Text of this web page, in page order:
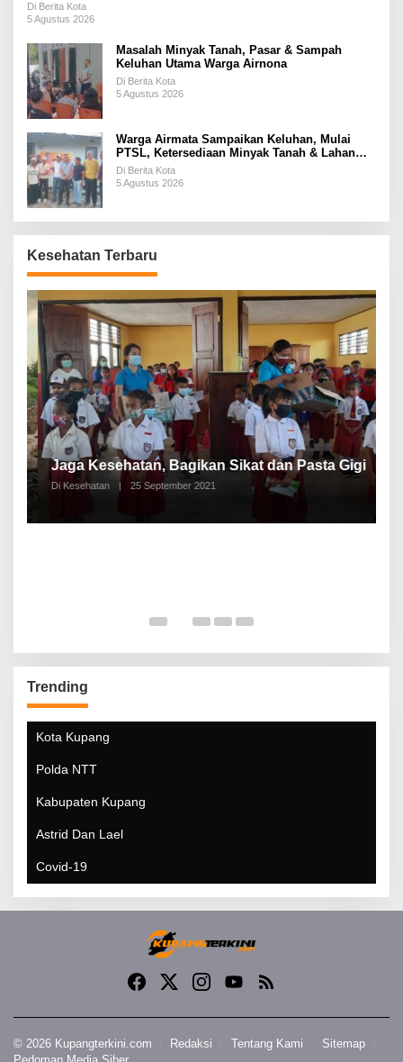
Di Berita Kota
5 Agustus 2026
Masalah Minyak Tanah, Pasar & Sampah
Keluhan Utama Warga Airnona
Di Berita Kota
5 Agustus 2026
Warga Airmata Sampaikan Keluhan, Mulai
PTSL, Ketersediaan Minyak Tanah & Lahan
Pemakaman
Di Berita Kota
5 Agustus 2026
Kesehatan Terbaru
Jaga Kesehatan, Bagikan Sikat dan Pasta Gigi
Di Kesehatan | 25 September 2021
Trending
Kota Kupang
Polda NTT
Kabupaten Kupang
Astrid Dan Lael
Covid-19
© 2026 Kupangterkini.com Redaksi Tentang Kami
Sitemap